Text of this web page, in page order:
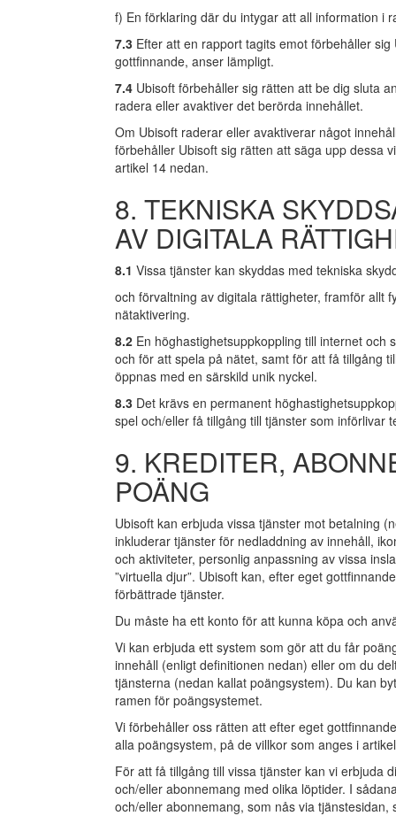
f) En förklaring där du intygar att all information i
7.3 Efter att en rapport tagits emot förbehåller
gottfinnande, anser lämpligt.
7.4 Ubisoft förbehåller sig rätten att be dig sluta
radera eller avaktiver det berörda innehållet.
Om Ubisoft raderar eller avaktiverar något
förbehåller Ubisoft sig rätten att säga upp dessa
artikel 14 nedan.
8. TEKNISKA
AV DIGITALA
8.1 Vissa tjänster kan skyddas med tekniska
och förvaltning av digitala rättigheter, framför allt
nätaktivering.
8.2 En höghastighetsuppkoppling till internet och
och för att spela på nätet, samt för att få tillgång
öppnas med en särskild unik nyckel.
8.3 Det krävs en permanent
spel och/eller få tillgång till tjänster som införlivar
9. KREDITER,
POÄNG
Ubisoft kan erbjuda vissa tjänster mot betalning
inkluderar tjänster för nedladdning av innehåll,
och aktiviteter, personlig anpassning av vissa
”virtuella djur”. Ubisoft kan, efter eget
förbättrade tjänster.
Du måste ha ett konto för att kunna köpa och
Vi kan erbjuda ett system som gör att du får
innehåll (enligt definitionen nedan) eller om du
tjänsterna (nedan kallat poängsystem). Du kan
ramen för poängsystemet.
Vi förbehåller oss rätten att efter eget
alla poängsystem, på de villkor som anges i
För att få tillgång till vissa tjänster kan vi erbjuda
och/eller abonnemang med olika löptider. I
och/eller abonnemang, som nås via tjänstesidan,